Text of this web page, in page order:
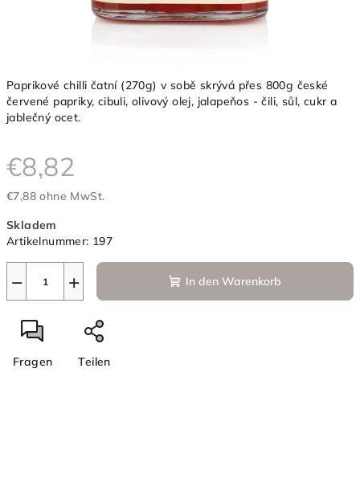
Paprikové chilli čatní (270g) v sobě skrývá přes 800g české
červené papriky, cibuli, olivový olej, jalapeňos - čili, sůl, cukr a
jablečný ocet.
€8,82
€7,88 ohne MwSt.
Skladem
Artikelnummer: 197
+
− In den Warenkorb
Fragen Teilen